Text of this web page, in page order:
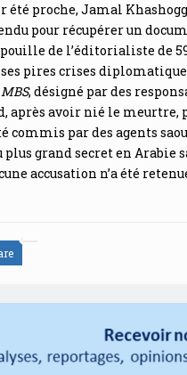
proche, Jamal
pour récupérer un
de l’éditorialiste de
ses pires crises
MBS, désigné par des
après avoir nié le
par des agents
plus grand secret en
accusation n’a été